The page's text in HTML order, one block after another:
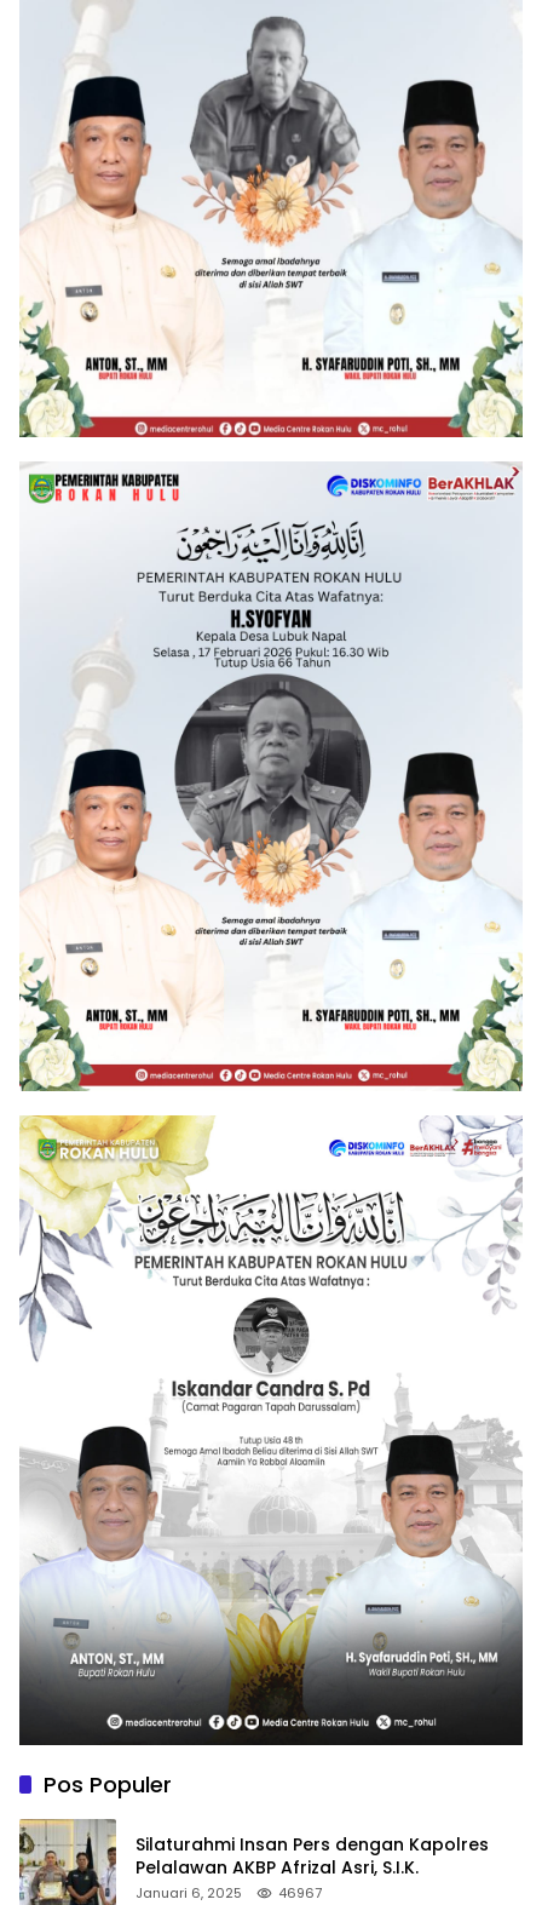
Pos Populer
Silaturahmi Insan Pers dengan Kapolres
Pelalawan AKBP Afrizal Asri, S.I.K.
Januari 6, 2025 46967